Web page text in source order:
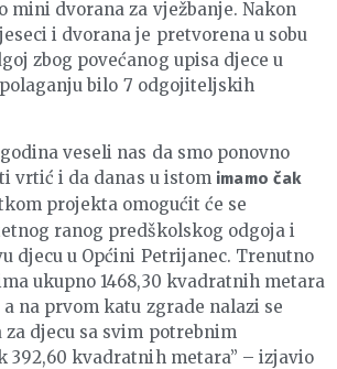
mini dvorana za vježbanje. Nakon
i dvorana je pretvorena u sobu
zbog povećanog upisa djece u
bilo 7 odgojiteljskih
veseli nas da smo ponovno
vrtić i da danas u istom imamo čak
projekta omogućit će se
ranog predškolskog odgoja i
djecu u Općini Petrijanec. Trenutno
ukupno 1468,30 kvadratnih metara
na prvom katu zgrade nalazi se
djecu sa svim potrebnim
392,60 kvadratnih metara” – izjavio